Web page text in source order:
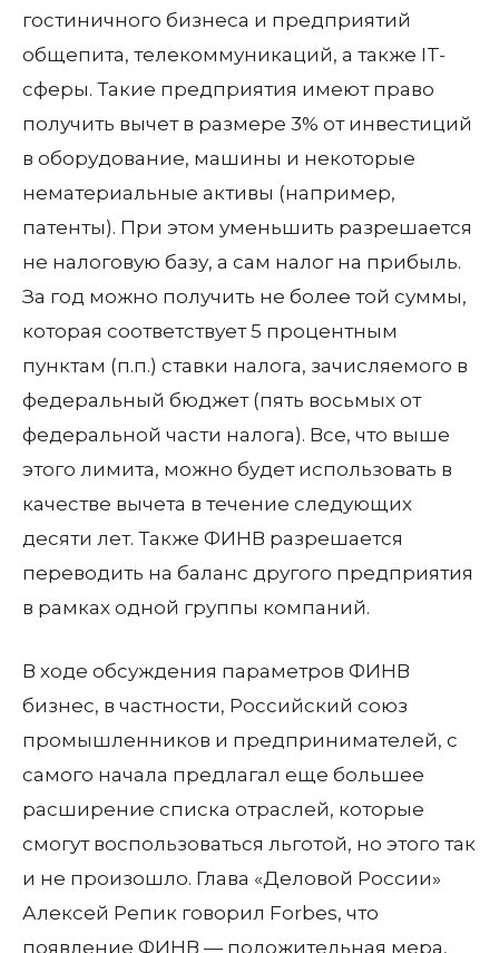
гостиничного бизнеса и предприятий
общепита, телекоммуникаций, а также IT-
сферы. Такие предприятия имеют право
получить вычет в размере 3% от инвестиций
в оборудование, машины и некоторые
нематериальные активы (например,
патенты). При этом уменьшить разрешается
не налоговую базу, а сам налог на прибыль.
За год можно получить не более той суммы,
которая соответствует 5 процентным
пунктам (п.п.) ставки налога, зачисляемого в
федеральный бюджет (пять восьмых от
федеральной части налога). Все, что выше
этого лимита, можно будет использовать в
качестве вычета в течение следующих
десяти лет. Также ФИНВ разрешается
переводить на баланс другого предприятия
в рамках одной группы компаний.
В ходе обсуждения параметров ФИНВ
бизнес, в частности, Российский союз
промышленников и предпринимателей, с
самого начала предлагал еще большее
расширение списка отраслей, которые
смогут воспользоваться льготой, но этого так
и не произошло. Глава «Деловой России»
Алексей Репик говорил Forbes, что
появление ФИНВ — положительная мера,